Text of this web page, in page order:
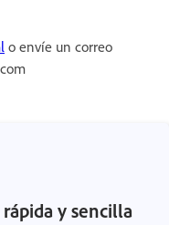
o envíe un correo
y sencilla